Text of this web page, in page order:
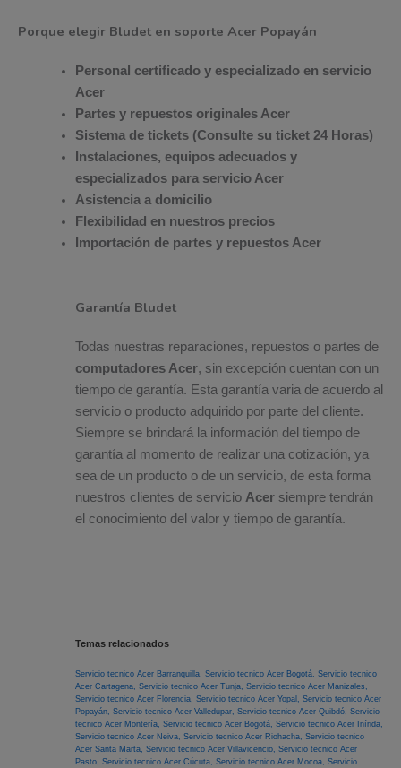
Porque elegir Bludet en soporte Acer Popayán
Personal certificado y especializado en servicio
Acer
Partes y repuestos originales Acer
Sistema de tickets (Consulte su ticket 24 Horas)
Instalaciones, equipos adecuados y
especializados para servicio Acer
Asistencia a domicilio
Flexibilidad en nuestros precios
Importación de partes y repuestos Acer
Garantía Bludet
Todas nuestras reparaciones, repuestos o partes de
computadores Acer, sin excepción cuentan con un
tiempo de garantía. Esta garantía varia de acuerdo al
servicio o producto adquirido por parte del cliente.
Siempre se brindará la información del tiempo de
garantía al momento de realizar una cotización, ya
sea de un producto o de un servicio, de esta forma
nuestros clientes de servicio Acersiempre tendrán
el conocimiento del valor y tiempo de garantía.
Temas relacionados
Servicio tecnico Acer Barranquilla, Servicio tecnico Acer Bogotá, Servicio tecnico
Acer Cartagena, Servicio tecnico Acer Tunja, Servicio tecnico Acer Manizales,
Servicio tecnico Acer Florencia, Servicio tecnico Acer Yopal, Servicio tecnico Acer
Popayán, Servicio tecnico Acer Valledupar, Servicio tecnico Acer Quibdó, Servicio
tecnico Acer Montería, Servicio tecnico Acer Bogotá, Servicio tecnico Acer Inírida,
Servicio tecnico Acer Neiva, Servicio tecnico Acer Riohacha, Servicio tecnico
Acer Santa Marta, Servicio tecnico Acer Villavicencio, Servicio tecnico Acer
Pasto, Servicio tecnico Acer Cúcuta, Servicio tecnico Acer Mocoa, Servicio